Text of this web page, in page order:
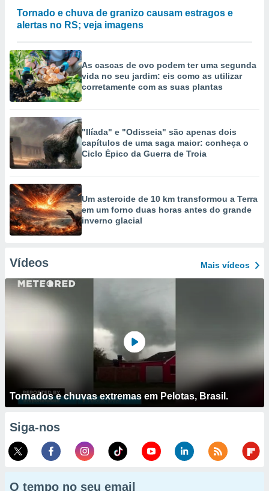
Tornado e chuva de granizo causam estragos e
alertas no RS; veja imagens
As cascas de ovo podem ter uma segunda
vida no seu jardim: eis como as utilizar
corretamente com as suas plantas
"Ilíada" e "Odisseia" são apenas dois
capítulos de uma saga maior: conheça o
Ciclo Épico da Guerra de Troia
Um asteroide de 10 km transformou a Terra
em um forno duas horas antes do grande
inverno glacial
Vídeos Mais vídeos
Tornados e chuvas extremas em Pelotas, Brasil.
Siga-nos
O tempo no seu email